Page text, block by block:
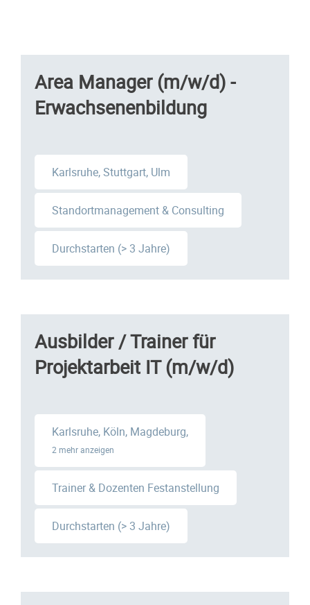
Area Manager (m/w/d) -
Erwachsenenbildung
Karlsruhe, Stuttgart, Ulm
Standortmanagement & Consulting
Durchstarten (> 3 Jahre)
Ausbilder / Trainer für
Projektarbeit IT (m/w/d)
Karlsruhe, Köln, Magdeburg,
2 mehr anzeigen
Trainer & Dozenten Festanstellung
Durchstarten (> 3 Jahre)